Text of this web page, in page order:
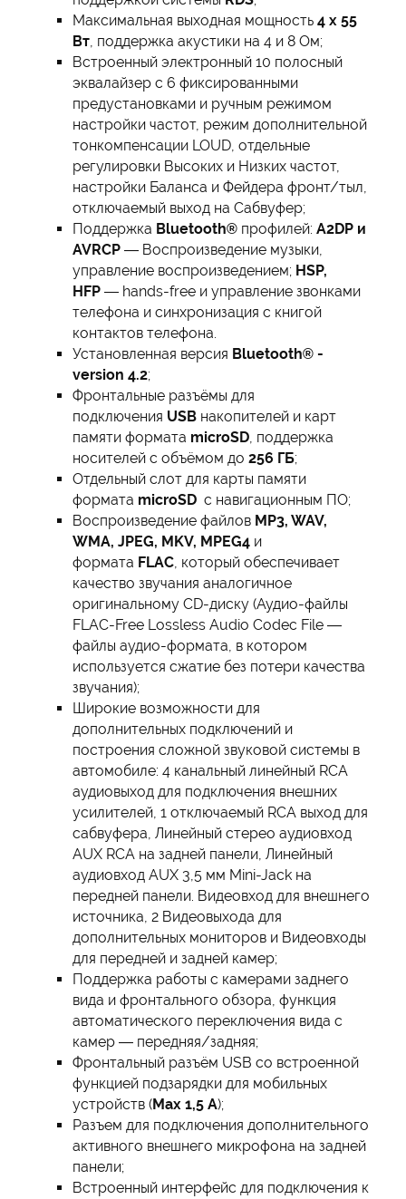
Максимальная выходная мощность 4 х 55
Вт, поддержка акустики на 4 и 8 Ом;
Встроенный электронный 10 полосный
эквалайзер с 6 фиксированными
предустановками и ручным режимом
настройки частот, режим дополнительной
тонкомпенсации LOUD, отдельные
регулировки Высоких и Низких частот,
настройки Баланса и Фейдера фронт/тыл,
отключаемый выход на Сабвуфер;
Поддержка Bluetooth® профилей: A2DP и
AVRCP — Воспроизведение музыки,
управление воспроизведением; HSP,
HFP — hands-free и управление звонками
телефона и синхронизация с книгой
контактов телефона.
Установленная версия Bluetooth® -
version 4.2;
Фронтальные разъёмы для
подключения USB накопителей и карт
памяти формата microSD, поддержка
носителей с объёмом до 256 ГБ;
Отдельный слот для карты памяти
формата microSD с навигационным ПО;
Воспроизведение файлов MP3, WAV,
WMA, JPEG, MKV, MPEG4 и
формата FLAC, который обеспечивает
качество звучания аналогичное
оригинальному CD-диску (Аудио-файлы
FLAC-Free Lossless Audio Codec File —
файлы аудио-формата, в котором
используется сжатие без потери качества
звучания);
Широкие возможности для
дополнительных подключений и
построения сложной звуковой системы в
автомобиле: 4 канальный линейный RCA
аудиовыход для подключения внешних
усилителей, 1 отключаемый RCA выход для
сабвуфера, Линейный стерео аудиовход
AUX RCA на задней панели, Линейный
аудиовход AUX 3,5 мм Mini-Jack на
передней панели. Видеовход для внешнего
источника, 2 Видеовыхода для
дополнительных мониторов и Видеовходы
для передней и задней камер;
Поддержка работы с камерами заднего
вида и фронтального обзора, функция
автоматического переключения вида с
камер — передняя/задняя;
Фронтальный разъём USB со встроенной
функцией подзарядки для мобильных
устройств (Мах 1,5 А);
Разъем для подключения дополнительного
активного внешнего микрофона на задней
панели;
Встроенный интерфейс для подключения к